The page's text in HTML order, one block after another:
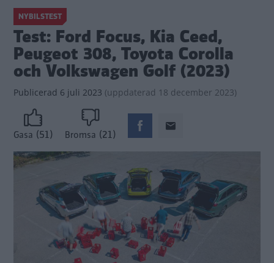
NYBILSTEST
Test: Ford Focus, Kia Ceed,
Peugeot 308, Toyota Corolla
och Volkswagen Golf (2023)
Publicerad 6 juli 2023 (uppdaterad 18 december 2023)
Gasa (51) Bromsa (21)